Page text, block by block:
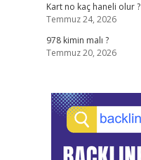
Kart no kaç haneli olur ?
Temmuz 24, 2026
978 kimin malı ?
Temmuz 20, 2026